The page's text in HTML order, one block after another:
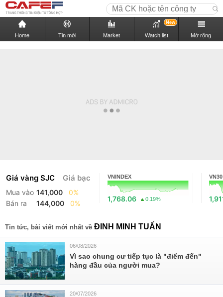
Home Tin mới Market Watch list
New
Mở rộng
Giá vàng SJC Giá bạc
Mua vào 141,000
0%
Bán ra
144,000 0%
VNINDEX
1,768.06 0.19%
VN30
Tin tức, bài viết mới nhất về ĐINH MINH TUẤN
06/08/2026
Vì sao chung cư tiếp tục là "điểm đến"
hàng đầu của người mua?
20/07/2026